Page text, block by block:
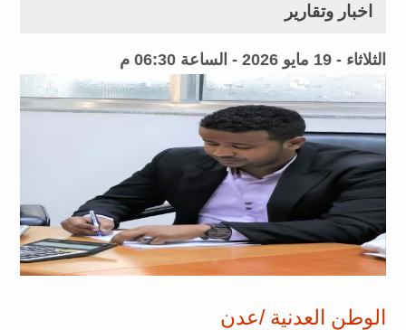
اخبار وتقارير
الثلاثاء - 19 مايو 2026 - الساعة 06:30 م
الوطن العدنية /عدن